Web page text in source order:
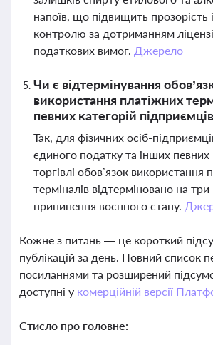
напоїв, що підвищить прозорість
контролю за дотриманням
податкових вимог. Джерело
Чи є відтермінування
використання платіжних
певних категорій
Так, для фізичних осіб-
єдиного податку та інших певних
торгівлі обов’язок використання
терміналів відтерміновано на три
припинення воєнного стану.
Кожне з питань — це короткий
публікацій за день. Повний список
посиланнями та розширений
доступні у комерційній версії
Стисло про головне: